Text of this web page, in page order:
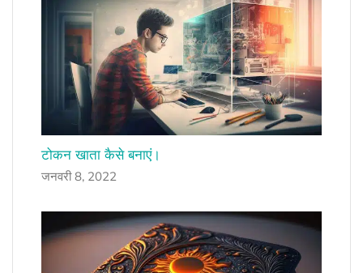
टोकन खाता कैसे बनाएं।
जनवरी 8, 2022